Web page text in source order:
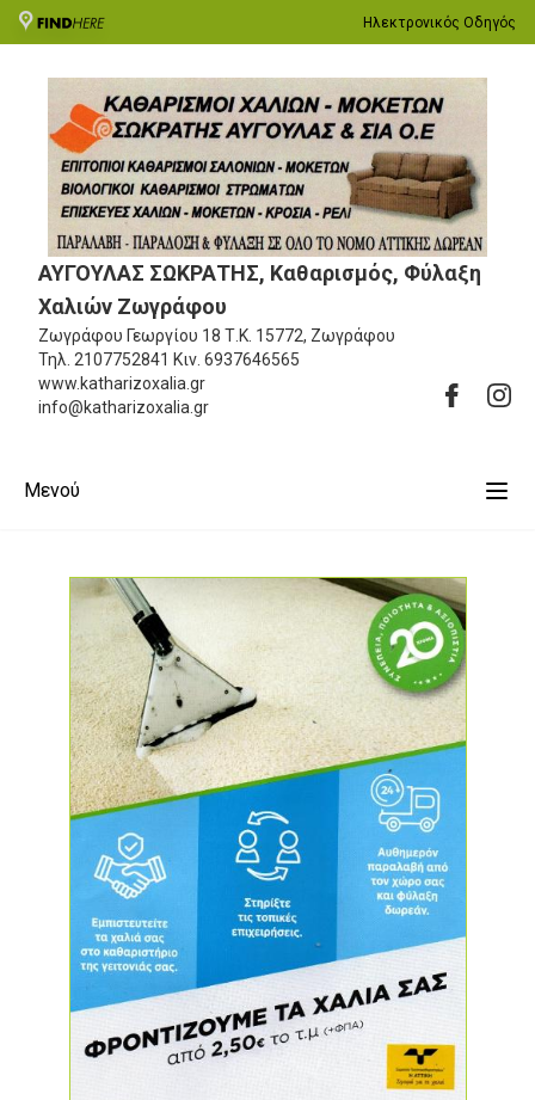
Ηλεκτρονικός Οδηγός
ΑΥΓΟΥΛΑΣ ΣΩΚΡΑΤΗΣ, Καθαρισμός, Φύλαξη
Χαλιών Ζωγράφου
Ζωγράφου Γεωργίου 18 Τ.Κ. 15772, Ζωγράφου
Τηλ. 2107752841 Κιν. 6937646565
www.katharizoxalia.gr
info@katharizoxalia.gr
Μενού